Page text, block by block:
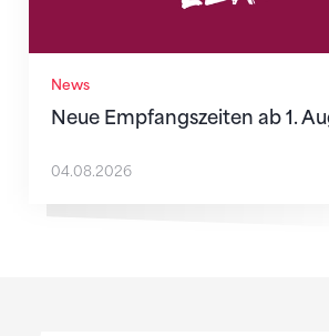
News
Neue Empfangszeiten ab 1.
04.08.2026